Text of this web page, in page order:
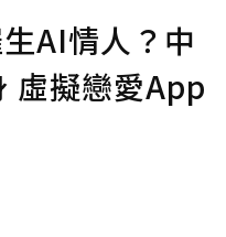
AI情人？中
虛擬戀愛App